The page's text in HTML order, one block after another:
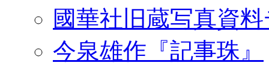
國華社旧蔵写真資
今泉雄作『記事珠』